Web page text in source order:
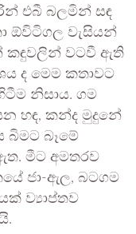
එබී බලමින් සඳ
ඕවිටිගල වැසියන්
කඳුවලින් වටවී ඇති
ද මෙම කතාවට
නිසාය. ගම
හඳ, කන්ද මුදුනේ
බිමට බෑමේ
මීට අමතරව
ජා-ඇල, බටගම
ව්‍යාප්තව